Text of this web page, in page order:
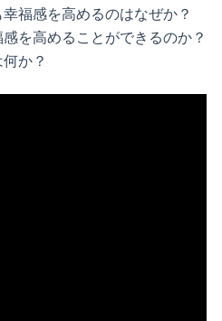
福感を高めるのはなぜか？
を高めることができるのか？
か？